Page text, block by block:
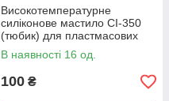
Високотемпературне
силіконове мастило СІ-350
(тюбик) для пластмасових
шестерень і втулок
В наявності 16 од.
100 ₴